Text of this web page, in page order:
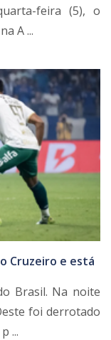
feira (5), o
A ...
Cruzeiro e está
Brasil. Na noite
foi derrotado
...